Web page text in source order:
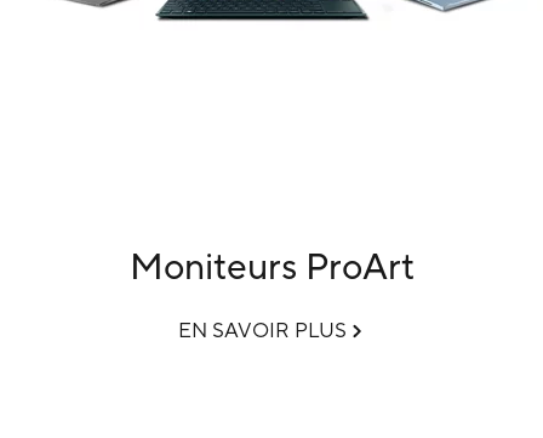
Moniteurs ProArt
EN SAVOIR PLUS